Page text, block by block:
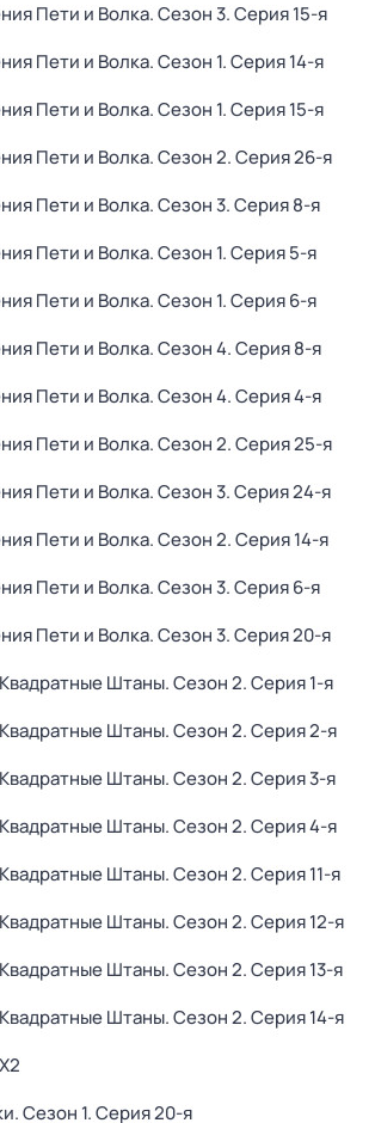
Пети и Волка. Сезон 3. Серия 15-я
Пети и Волка. Сезон 1. Серия 14-я
Пети и Волка. Сезон 1. Серия 15-я
Пети и Волка. Сезон 2. Серия 26-я
Пети и Волка. Сезон 3. Серия 8-я
Пети и Волка. Сезон 1. Серия 5-я
Пети и Волка. Сезон 1. Серия 6-я
Пети и Волка. Сезон 4. Серия 8-я
Пети и Волка. Сезон 4. Серия 4-я
Пети и Волка. Сезон 2. Серия 25-я
Пети и Волка. Сезон 3. Серия 24-я
Пети и Волка. Сезон 2. Серия 14-я
Пети и Волка. Сезон 3. Серия 6-я
Пети и Волка. Сезон 3. Серия 20-я
Штаны. Сезон 2. Серия 1-я
Штаны. Сезон 2. Серия 2-я
Штаны. Сезон 2. Серия 3-я
Штаны. Сезон 2. Серия 4-я
Штаны. Сезон 2. Серия 11-я
Штаны. Сезон 2. Серия 12-я
Штаны. Сезон 2. Серия 13-я
Штаны. Сезон 2. Серия 14-я
. Сезон 1. Серия 20-я